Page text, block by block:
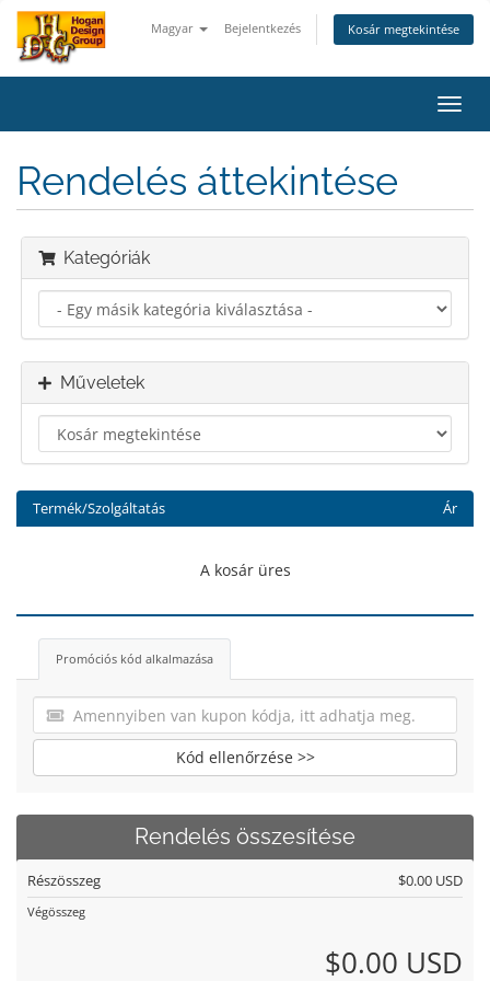
Magyar Bejelentkezés Kosár megtekintése
a
Rendelés áttekintése
Kategóriák
Műveletek
Termék/Szolgáltatás Ár
A kosár üres
Promóciós kód alkalmazása
Kód ellenőrzése >>
Rendelés összesítése
Részösszeg $0.00 USD
Végösszeg
$0.00 USD